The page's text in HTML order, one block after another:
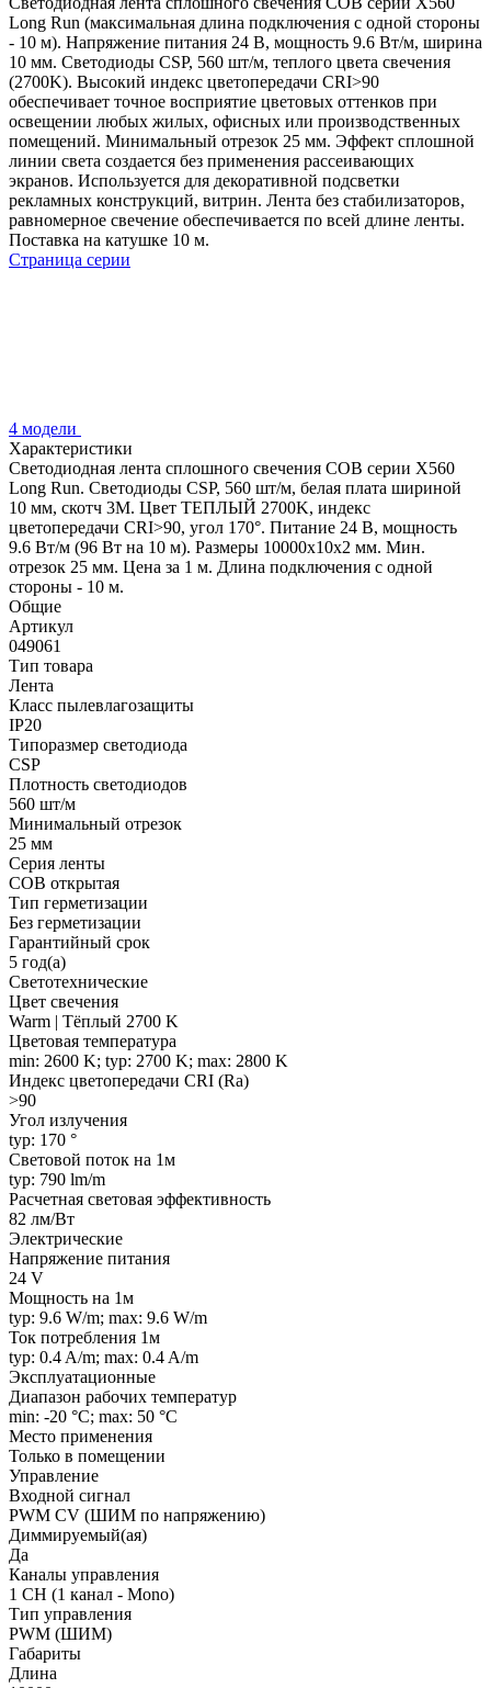
Long Run (максимальная длина подключения с одной стороны
- 10 м). Напряжение питания 24 В, мощность 9.6 Вт/м, ширина
10 мм. Светодиоды CSP, 560 шт/м, теплого цвета свечения
(2700K). Высокий индекс цветопередачи CRI>90
обеспечивает точное восприятие цветовых оттенков при
освещении любых жилых, офисных или производственных
помещений. Минимальный отрезок 25 мм. Эффект сплошной
линии света создается без применения рассеивающих
экранов. Используется для декоративной подсветки
рекламных конструкций, витрин. Лента без стабилизаторов,
равномерное свечение обеспечивается по всей длине ленты.
Поставка на катушке 10 м.
Страница серии
4 модели
Характеристики
Светодиодная лента сплошного свечения COB серии X560
Long Run. Светодиоды CSP, 560 шт/м, белая плата шириной
10 мм, скотч 3M. Цвет ТЕПЛЫЙ 2700K, индекс
цветопередачи CRI>90, угол 170°. Питание 24 В, мощность
9.6 Вт/м (96 Вт на 10 м). Размеры 10000х10х2 мм. Мин.
отрезок 25 мм. Цена за 1 м. Длина подключения с одной
стороны - 10 м.
Общие
Артикул
049061
Тип товара
Лента
Класс пылевлагозащиты
IP20
Типоразмер светодиода
CSP
Плотность светодиодов
560 шт/м
Минимальный отрезок
25 мм
Серия ленты
COB открытая
Тип герметизации
Без герметизации
Гарантийный срок
5 год(а)
Светотехнические
Цвет свечения
Warm | Тёплый 2700 K
Цветовая температура
min: 2600 K; typ: 2700 K; max: 2800 K
Индекс цветопередачи CRI (Ra)
>90
Угол излучения
typ: 170 °
Световой поток на 1м
typ: 790 lm/m
Расчетная световая эффективность
82 лм/Вт
Электрические
Напряжение питания
24 V
Мощность на 1м
typ: 9.6 W/m; max: 9.6 W/m
Ток потребления 1м
typ: 0.4 A/m; max: 0.4 A/m
Эксплуатационные
Диапазон рабочих температур
min: -20 °C; max: 50 °C
Место применения
Только в помещении
Управление
Входной сигнал
PWM СV (ШИМ по напряжению)
Диммируемый(ая)
Да
Каналы управления
1 CH (1 канал - Mono)
Тип управления
PWM (ШИМ)
Габариты
Длина